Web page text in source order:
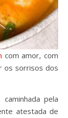
com amor, com
os sorrisos dos
pela
atestada de